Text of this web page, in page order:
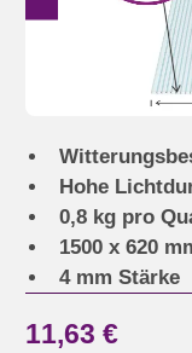
Hohe
0,8 kg pro
1500 x 620
4 mm Stärke
11,63 €